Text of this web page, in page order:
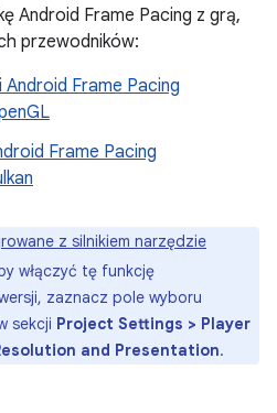
Android Frame Pacing z grą,
przewodników:
Frame Pacing
Frame Pacing
z silnikiem narzędzie
włączyć tę funkcję
zaznacz pole wyboru
sekcji Project Settings > Player
and Presentation.